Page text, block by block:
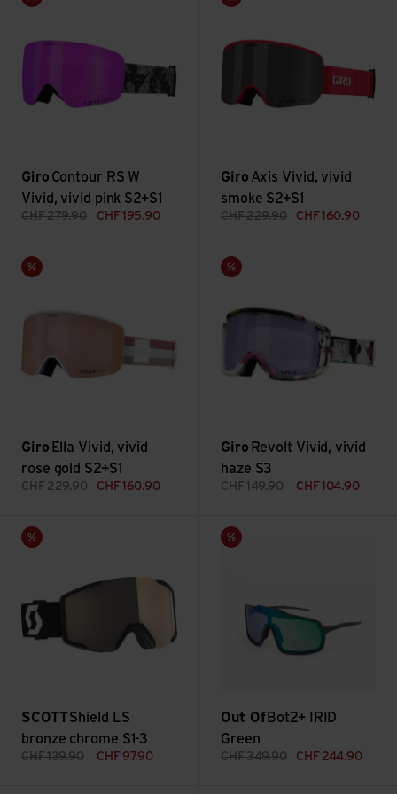
Giro Contour RS W
Vivid, vivid pink S2+S1
CHF279.90 CHF 195.90
Giro Axis Vivid, vivid
smoke S2+S1
CHF229.90 CHF 160.90
Sale
Giro Ella Vivid, vivid
rose gold S2+S1
CHF229.90 CHF 160.90
Ella Vivid, vivid rose gold S2+S1 ansehen
Sale
Giro Revolt Vivid, vivid
haze S3
CHF149.90 CHF 104.90
Revolt Vivid, vivid haze S3
Sale
SCOTTShield LS
bronze chrome S1-3
CHF139.90 CHF 97.90
Shield LS bronze chrome S1-3 ansehen
Sale
Out Of Bot2+ IRID
Green
CHF349.90 CHF 244.90
Bot2+ IRID Green ansehen